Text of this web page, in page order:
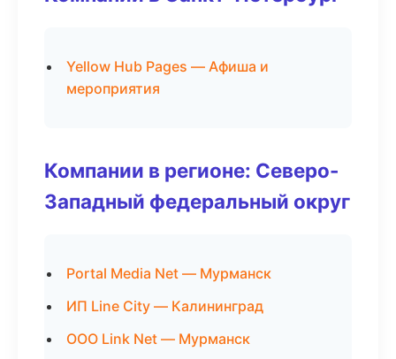
Yellow Hub Pages — Афиша и
мероприятия
Компании в регионе: Северо-
Западный федеральный округ
Portal Media Net — Мурманск
ИП Line City — Калининград
ООО Link Net — Мурманск